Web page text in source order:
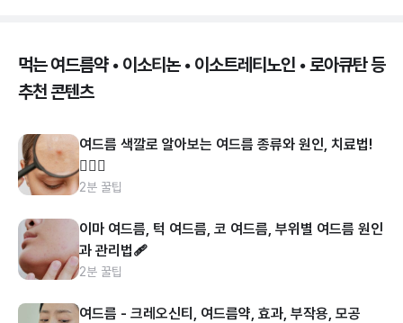
먹는 여드름약 • 이소티논 • 이소트레티노인 • 로아큐탄 등
추천 콘텐츠
여드름 색깔로 알아보는 여드름 종류와 원인, 치료법!
👩🏻‍⚕️
2분 꿀팁
이마 여드름, 턱 여드름, 코 여드름, 부위별 여드름 원인
과 관리법🩹
2분 꿀팁
여드름 - 크레오신티, 여드름약, 효과, 부작용, 모공